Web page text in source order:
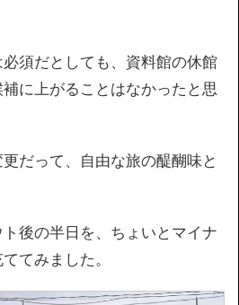
須だとしても、資料館の休館
に上がることはなかったと思
だって、自由な旅の醍醐味と
後の半日を、ちょいとマイナ
てみました。